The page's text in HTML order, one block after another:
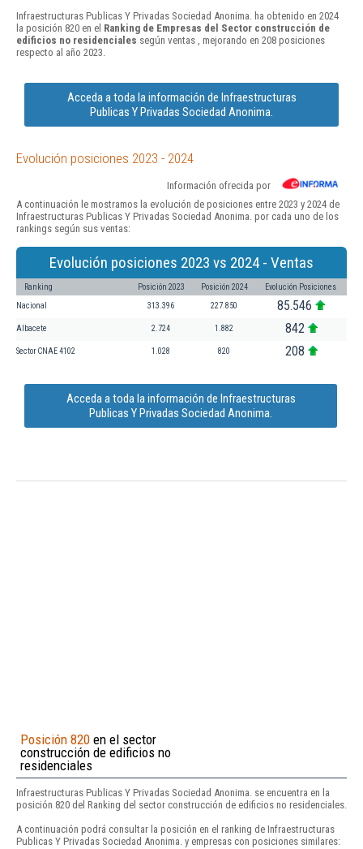
Infraestructuras Publicas Y Privadas Sociedad Anonima. ha obtenido en 2024
la posición 820 en el Ranking de Empresas del Sector construcción de
edificios no residenciales según ventas , mejorando en 208 posiciones
respecto al año 2023.
Acceda a toda la información de Infraestructuras
Publicas Y Privadas Sociedad Anonima.
Evolución posiciones 2023 - 2024
Información ofrecida por
A continuación le mostramos la evolución de posiciones entre 2023 y 2024 de
Infraestructuras Publicas Y Privadas Sociedad Anonima. por cada uno de los
rankings según sus ventas:
Evolución posiciones 2023 vs 2024 - Ventas
Ranking Posición 2023 Posición 2024 Evolución Posiciones
Nacional 313.396 227.850 85.546
Albacete 2.724 1.882 842
Sector CNAE 4102 1.028 820 208
Acceda a toda la información de Infraestructuras
Publicas Y Privadas Sociedad Anonima.
Posición 820 en el sector
construcción de edificios no
residenciales
Infraestructuras Publicas Y Privadas Sociedad Anonima. se encuentra en la
posición 820 del Ranking del sector construcción de edificios no residenciales.
A continuación podrá consultar la posición en el ranking de Infraestructuras
Publicas Y Privadas Sociedad Anonima. y empresas con posiciones similares: